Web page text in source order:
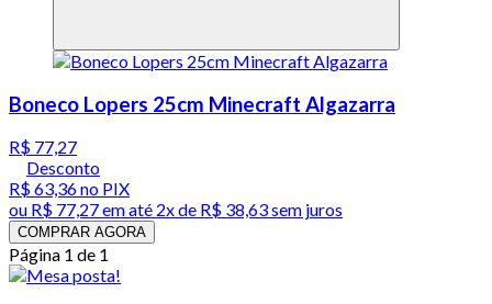
Boneco Lopers 25cm Minecraft Algazarra
R$ 77,27
Desconto
R$ 63,36no PIX
ou R$ 77,27em até 2x de R$ 38,63 sem juros
COMPRAR AGORA
Página 1 de 1